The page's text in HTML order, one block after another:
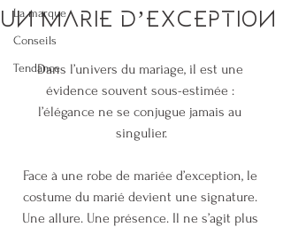
La marque
Conseils
Tendance
un marié d’exception
Dans l’univers du mariage, il est une
évidence souvent sous-estimée :
l’élégance ne se conjugue jamais au
singulier.
Face à une robe de mariée d’exception, le
costume du marié devient une signature.
Une allure. Une présence. Il ne s’agit plus